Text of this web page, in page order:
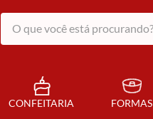
O que você está procurando?
CONFEITARIA FORMAS